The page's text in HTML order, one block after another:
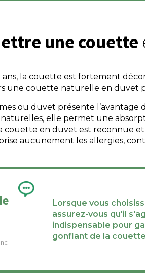
une couette
ans, la couette est fortement
une couette naturelle en duvet
ou duvet présente l’avantage
elle permet une
couette en duvet est reconnue
aucunement les allergies,
Lorsque vous
assurez-vous qu'il
indispensable pour
gonflant de la